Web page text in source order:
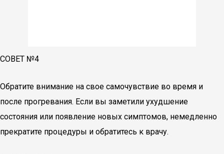
СОВЕТ №4
Обратите внимание на свое самочувствие во время и
после прогревания. Если вы заметили ухудшение
состояния или появление новых симптомов, немедленно
прекратите процедуры и обратитесь к врачу.